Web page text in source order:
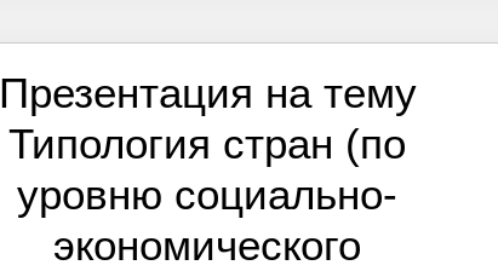
Презентация на тему
Типология стран (по
уровню социально-
экономического